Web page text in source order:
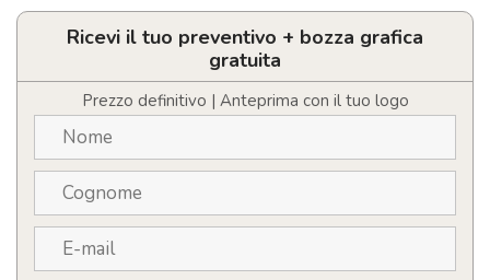
per
cosmetici
morbido
PU
quantità
Ricevi il tuo preventivo + bozza grafica
gratuita
Prezzo definitivo | Anteprima con il tuo logo